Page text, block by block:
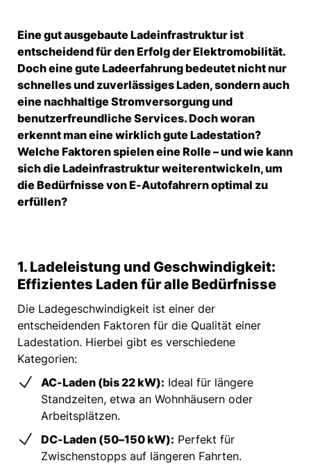
Eine gut ausgebaute Ladeinfrastruktur ist
entscheidend für den Erfolg der Elektromobilität.
Doch eine gute Ladeerfahrung bedeutet nicht nur
schnelles und zuverlässiges Laden, sondern auch
eine nachhaltige Stromversorgung und
benutzerfreundliche Services. Doch woran
erkennt man eine wirklich gute Ladestation?
Welche Faktoren spielen eine Rolle – und wie kann
sich die Ladeinfrastruktur weiterentwickeln, um
die Bedürfnisse von E-Autofahrern optimal zu
erfüllen?
1. Ladeleistung und Geschwindigkeit:
Effizientes Laden für alle Bedürfnisse
Die Ladegeschwindigkeit ist einer der
entscheidenden Faktoren für die Qualität einer
Ladestation. Hierbei gibt es verschiedene
Kategorien:
AC-Laden (bis 22 kW): Ideal für längere
Standzeiten, etwa an Wohnhäusern oder
Arbeitsplätzen.
DC-Laden (50–150 kW): Perfekt für
Zwischenstopps auf längeren Fahrten.